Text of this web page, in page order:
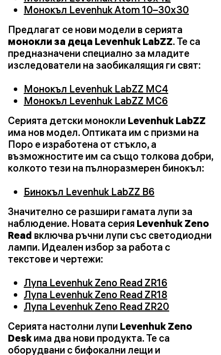
Монокъл Levenhuk Atom 10–30x30
Предлагат се нови модели в серията
монокли за деца Levenhuk LabZZ. Те са
предназначени специално за младите
изследователи на заобикалящия ги свят:
Монокъл Levenhuk LabZZ MC4
Монокъл Levenhuk LabZZ MC6
Серията детски монокли Levenhuk LabZZ
има нов модел. Оптиката им с призми на
Поро е изработена от стъкло, а
възможностите им са също толкова добри,
колкото тези на пълноразмерен бинокъл:
Бинокъл Levenhuk LabZZ B6
Значително се разшири гамата лупи за
наблюдение. Новата серия Levenhuk Zeno
Read включва ръчни лупи със светодиодни
лампи. Идеален избор за работа с
текстове и чертежи:
Лупа Levenhuk Zeno Read ZR16
Лупа Levenhuk Zeno Read ZR18
Лупа Levenhuk Zeno Read ZR20
Серията настолни лупи Levenhuk Zeno
Desk има два нови продукта. Те са
оборудвани с бифокални лещи и